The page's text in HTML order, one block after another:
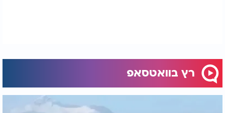
הכוללת ניקוי אבק ושאיבת אזורים מרכזיים בביתכם על
בסיס שבועי.
רץ בוואטסאפ